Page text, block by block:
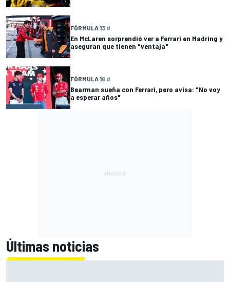
FÓRMULA 13 d
En McLaren sorprendió ver a Ferrari en Madring y
aseguran que tienen "ventaja"
FÓRMULA 16 d
Bearman sueña con Ferrari, pero avisa: "No voy
a esperar años"
Últimas noticias